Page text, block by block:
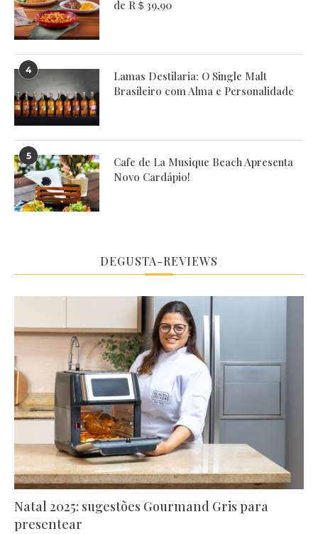
de R＄39,90
4
Lamas Destilaria: O Single Malt
Brasileiro com Alma e Personalidade
5
Cafe de La Musique Beach Apresenta
Novo Cardápio!
DEGUSTA-REVIEWS
Natal 2025: sugestões Gourmand Gris para
presentear